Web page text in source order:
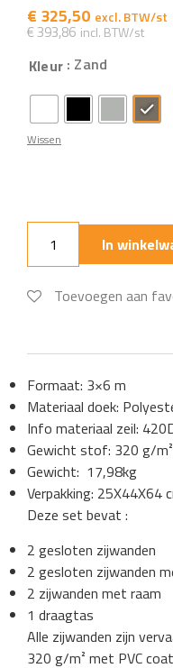
€ 325,50
€ 393,86
Kleur : Zand
Wissen
In
Toevoegen aan
Formaat: 3×6 m
Materiaal doek:
Info materiaal zeil:
Gewicht stof: 320 g/m²
Gewicht: 17,98kg
Verpakking: 25X44X64
Deze set bevat :
2 gesloten zijwanden
2 gesloten zijwanden
2 zijwanden met raam
1 draagtas
Alle zijwanden zijn
320 g/m² met PVC